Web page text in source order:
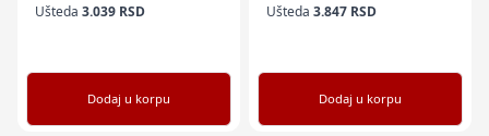
Ušteda 3.039 RSD
Dodaj u korpu
Ušteda 3.847 RSD
Dodaj u korpu